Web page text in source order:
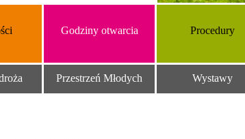
Godziny otwarcia Procedury
Przestrzeń Młodych Wystawy